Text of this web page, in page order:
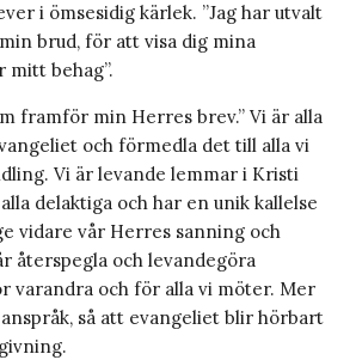
i ömsesidig kärlek. ”Jag har utvalt
brud, för att visa dig mina
mitt behag”.
framför min Herres brev.” Vi är alla
och förmedla det till alla vi
Vi är levande lemmar i Kristi
delaktiga och har en unik kallelse
vidare vår Herres sanning och
återspegla och levandegöra
varandra och för alla vi möter. Mer
så att evangeliet blir hörbart